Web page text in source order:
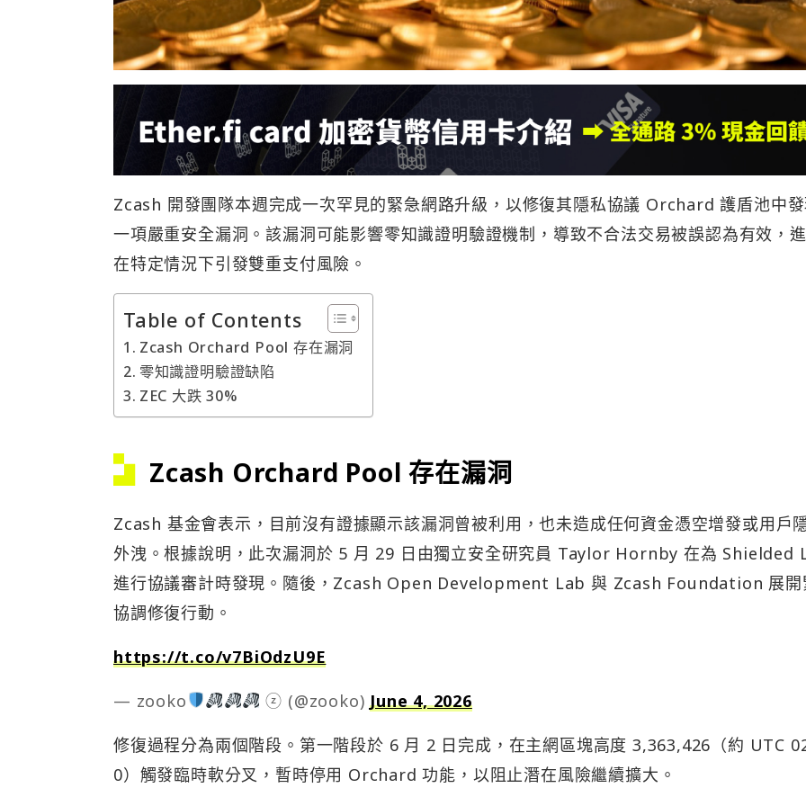
Zcash 開發團隊本週完成一次罕見的緊急網路升級，以修復其隱私協議 Orchard 護盾池中
一項嚴重安全漏洞。該漏洞可能影響零知識證明驗證機制，導致不合法交易被誤認為有效，
在特定情況下引發雙重支付風險。
Table of Contents
Zcash Orchard Pool 存在漏洞
零知識證明驗證缺陷
ZEC 大跌 30%
Zcash Orchard Pool 存在漏洞
Zcash 基金會表示，目前沒有證據顯示該漏洞曾被利用，也未造成任何資金憑空增發或用戶
外洩。根據說明，此次漏洞於 5 月 29 日由獨立安全研究員 Taylor Hornby 在為 Shielded
進行協議審計時發現。隨後，Zcash Open Development Lab 與 Zcash Foundation 展開
協調修復行動。
https://t.co/v7BiOdzU9E
— zooko ⓩ (@zooko)June 4, 2026
修復過程分為兩個階段。第一階段於 6 月 2 日完成，在主網區塊高度 3,363,426（約 UTC
0）觸發臨時軟分叉，暫時停用 Orchard 功能，以阻止潛在風險繼續擴大。